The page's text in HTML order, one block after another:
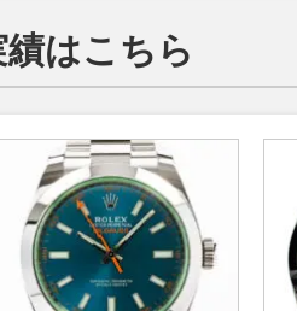
はこちら